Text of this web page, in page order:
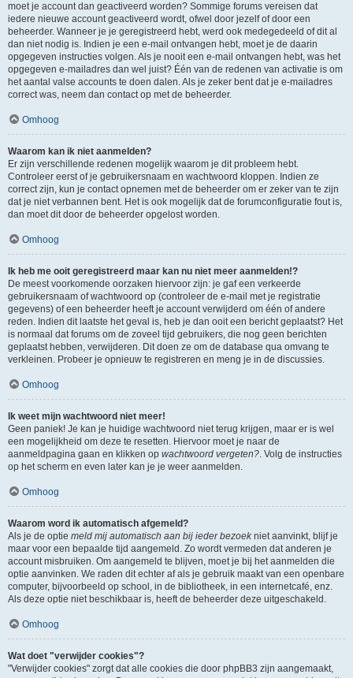
moet je account dan geactiveerd worden? Sommige forums vereisen dat
iedere nieuwe account geactiveerd wordt, ofwel door jezelf of door een
beheerder. Wanneer je je geregistreerd hebt, werd ook medegedeeld of dit al
dan niet nodig is. Indien je een e-mail ontvangen hebt, moet je de daarin
opgegeven instructies volgen. Als je nooit een e-mail ontvangen hebt, was het
opgegeven e-mailadres dan wel juist? Één van de redenen van activatie is om
het aantal valse accounts te doen dalen. Als je zeker bent dat je e-mailadres
correct was, neem dan contact op met de beheerder.
Omhoog
Waarom kan ik niet aanmelden?
Er zijn verschillende redenen mogelijk waarom je dit probleem hebt.
Controleer eerst of je gebruikersnaam en wachtwoord kloppen. Indien ze
correct zijn, kun je contact opnemen met de beheerder om er zeker van te zijn
dat je niet verbannen bent. Het is ook mogelijk dat de forumconfiguratie fout is,
dan moet dit door de beheerder opgelost worden.
Omhoog
Ik heb me ooit geregistreerd maar kan nu niet meer aanmelden!?
De meest voorkomende oorzaken hiervoor zijn: je gaf een verkeerde
gebruikersnaam of wachtwoord op (controleer de e-mail met je registratie
gegevens) of een beheerder heeft je account verwijderd om één of andere
reden. Indien dit laatste het geval is, heb je dan ooit een bericht geplaatst? Het
is normaal dat forums om de zoveel tijd gebruikers, die nog geen berichten
geplaatst hebben, verwijderen. Dit doen ze om de database qua omvang te
verkleinen. Probeer je opnieuw te registreren en meng je in de discussies.
Omhoog
Ik weet mijn wachtwoord niet meer!
Geen paniek! Je kan je huidige wachtwoord niet terug krijgen, maar er is wel
een mogelijkheid om deze te resetten. Hiervoor moet je naar de
aanmeldpagina gaan en klikken op wachtwoord vergeten?. Volg de instructies
op het scherm en even later kan je je weer aanmelden.
Omhoog
Waarom word ik automatisch afgemeld?
Als je de optie meld mij automatisch aan bij ieder bezoekniet aanvinkt, blijf je
maar voor een bepaalde tijd aangemeld. Zo wordt vermeden dat anderen je
account misbruiken. Om aangemeld te blijven, moet je bij het aanmelden die
optie aanvinken. We raden dit echter af als je gebruik maakt van een openbare
computer, bijvoorbeeld op school, in de bibliotheek, in een internetcafé, enz.
Als deze optie niet beschikbaar is, heeft de beheerder deze uitgeschakeld.
Omhoog
Wat doet "verwijder cookies"?
"Verwijder cookies" zorgt dat alle cookies die door phpBB3 zijn aangemaakt,